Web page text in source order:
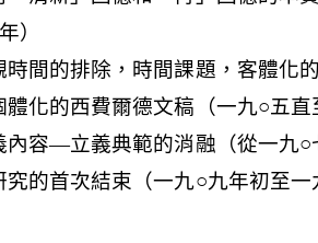
）
間的排除，時間課題，客體化
化的西費爾德文稿（一九○五直
容—立義典範的消融（從一九○
的首次結束（一九○九年初至一